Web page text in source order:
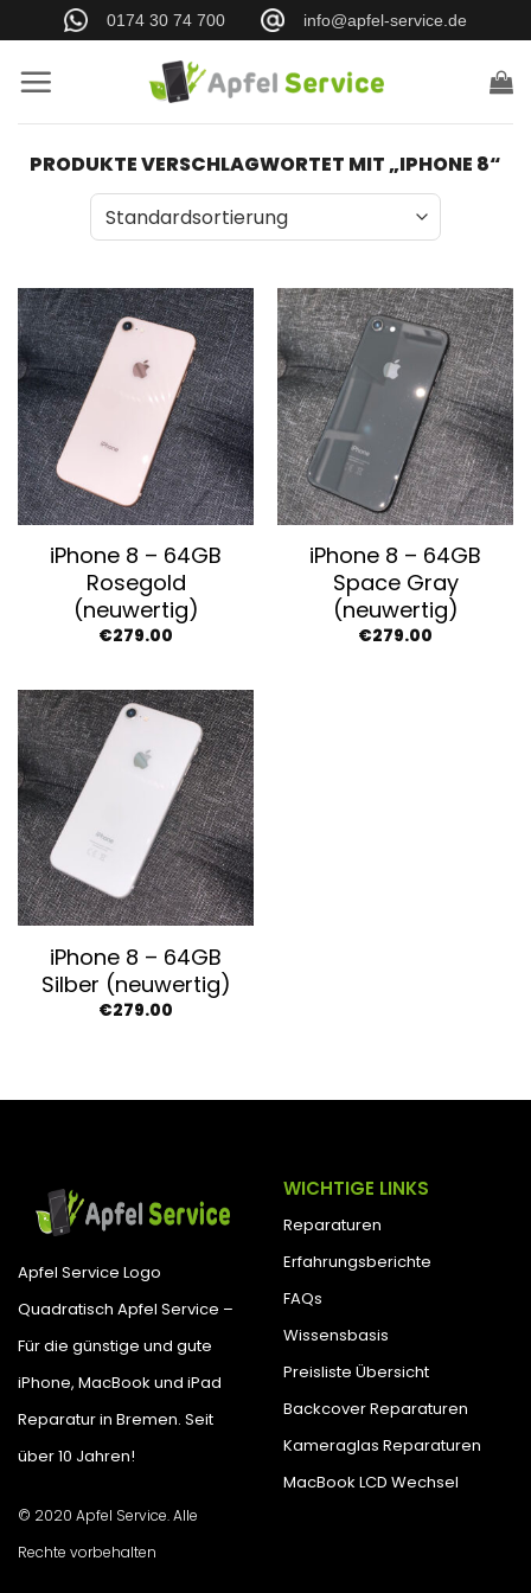
Inhalt
springen
0174 30 74 700 info@apfel-service.de
PRODUKTE VERSCHLAGWORTET MIT „IPHONE 8“
iPhone 8 – 64GB
Rosegold
(neuwertig)
€279.00
iPhone 8 – 64GB
Space Gray
(neuwertig)
€279.00
iPhone 8 – 64GB
Silber (neuwertig)
€279.00
Apfel Service Logo
Quadratisch Apfel Service –
Für die günstige und gute
iPhone, MacBook und iPad
Reparatur in Bremen. Seit
über 10 Jahren!
© 2020 Apfel Service. Alle
Rechte vorbehalten
WICHTIGE LINKS
Reparaturen
Erfahrungsberichte
FAQs
Wissensbasis
Preisliste Übersicht
Backcover Reparaturen
Kameraglas Reparaturen
MacBook LCD Wechsel